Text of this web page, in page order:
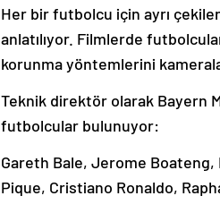
Her bir futbolcu için ayrı çekilen
anlatılıyor. Filmlerde
korunma yöntemlerini
Teknik direktör olarak Bayern
futbolcular bulunuyor:
Gareth Bale, Jerome Boateng,
Pique, Cristiano Ronaldo,